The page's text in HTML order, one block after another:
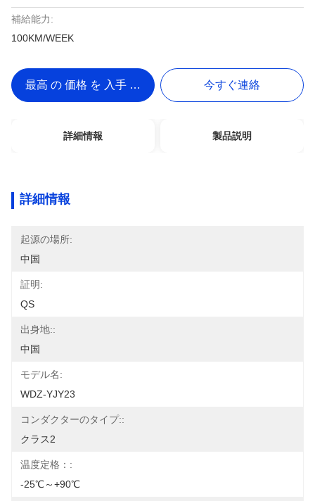
補給能力:
100KM/WEEK
最高 の 価格 を 入手 する 今すぐ連絡
詳細情報 製品説明
詳細情報
起源の場所:
中国
証明:
QS
出身地::
中国
モデル名:
WDZ-YJY23
コンダクターのタイプ::
クラス2
温度定格：:
-25℃～+90℃